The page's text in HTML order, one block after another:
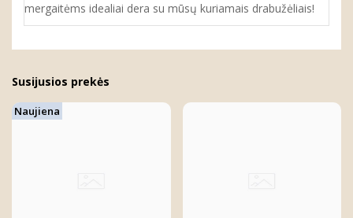
mergaitėms idealiai dera su mūsų kuriamais drabužėliais!
Susijusios prekės
Naujiena